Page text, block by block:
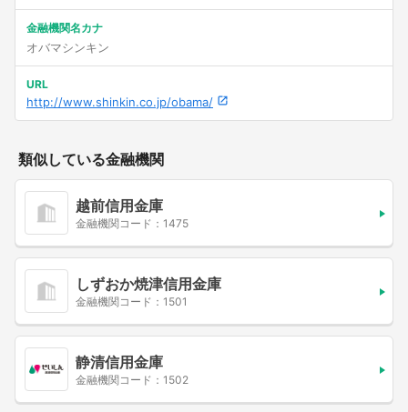
金融機関名カナ
オバマシンキン
URL
http://www.shinkin.co.jp/obama/
類似している金融機関
越前信用金庫
金融機関コード：1475
しずおか焼津信用金庫
金融機関コード：1501
静清信用金庫
金融機関コード：1502